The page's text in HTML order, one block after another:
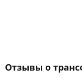
Отзывы о